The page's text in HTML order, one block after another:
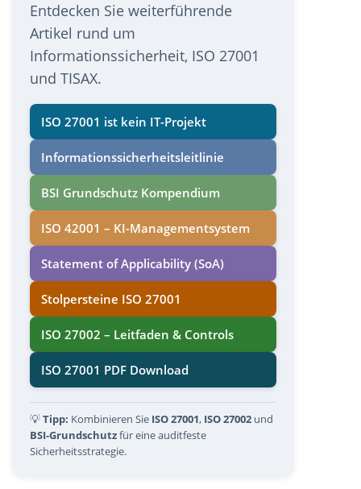
Entdecken Sie weiterführende
Artikel rund um
Informationssicherheit, ISO 27001
und TISAX.
ISO 27001 ist kein IT-Projekt
Informations­sicherheits­leitlinie
BSI Grundschutz Kompendium
ISO 42001 – KI-Managementsystem
Statement of Applicability (SoA)
Stolpersteine ISO 27001
ISO 27002 – Leitfaden & Controls
ISO 27001 PDF Download
💡Tipp: Kombinieren Sie ISO 27001, ISO 27002 und
BSI-Grundschutzfür eine auditfeste
Sicherheitsstrategie.